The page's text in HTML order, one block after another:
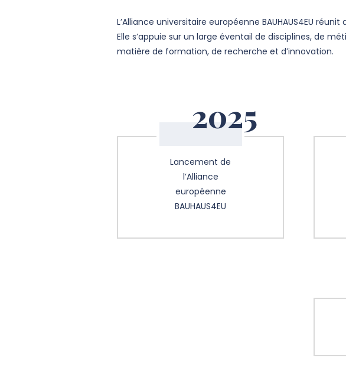
L’Alliance universitaire européenne BAUHAUS4EU
Elle s’appuie sur un large éventail de disciplines, de
matière de formation, de recherche et d’innovation.
2025
Lancement de
l’Alliance
européenne
BAUHAUS4EU